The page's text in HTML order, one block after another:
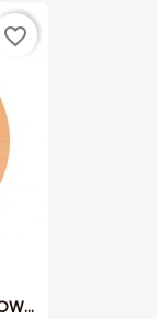
favorite_border